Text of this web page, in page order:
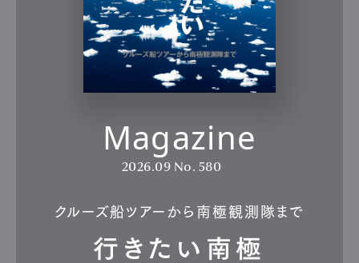
Magazine
2026.09 No. 580
クルーズ船ツアーから南極観測隊まで
行きたい南極